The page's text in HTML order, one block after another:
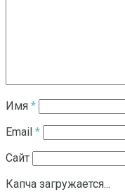
Имя *
Email *
Сайт
Капча загружается...